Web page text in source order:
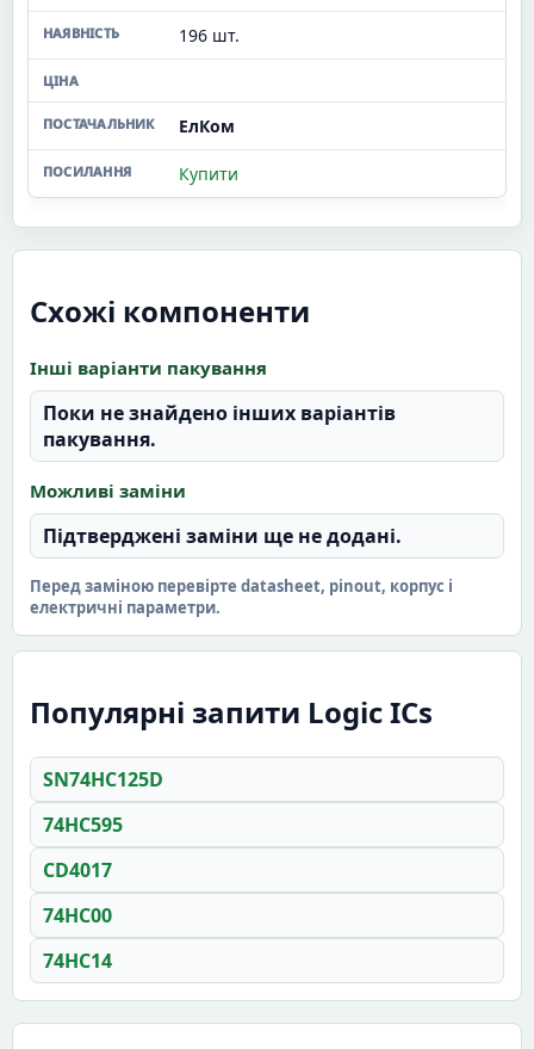
196 шт.
ЕлКом
Купити
Схожі компоненти
Інші варіанти пакування
Поки не знайдено інших варіантів
пакування.
Можливі заміни
Підтверджені заміни ще не додані.
Перед заміною перевірте datasheet, pinout, корпус і
електричні параметри.
Популярні запити Logic ICs
SN74HC125D
74HC595
CD4017
74HC00
74HC14